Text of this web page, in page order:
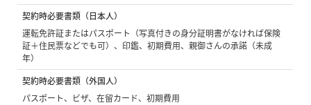
契約時必要書類（日本人）
運転免許証またはパスポート（写真付きの身分証明書がなければ保険
証＋住民票などでも可）、印鑑、初期費用、親御さんの承諾（未成
年）
契約時必要書類（外国人）
パスポート、ビザ、在留カード、初期費用